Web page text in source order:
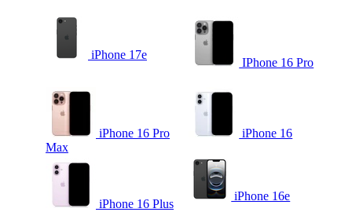
iPhone 17e
IPhone 16 Pro
iPhone 16 Pro
Max
iPhone 16
iPhone 16 Plus
iPhone 16e